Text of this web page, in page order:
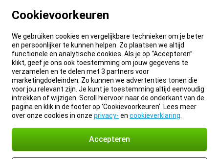
Cookievoorkeuren
We gebruiken cookies en vergelijkbare technieken om je beter
en persoonlijker te kunnen helpen. Zo plaatsen we altijd
functionele en analytische cookies. Als je op “Accepteren”
klikt, geef je ons ook toestemming om jouw gegevens te
verzamelen en te delen met 3 partners voor
marketingdoeleinden. Zo kunnen we advertenties tonen die
voor jou relevant zijn. Je kunt je toestemming altijd eenvoudig
intrekken of wijzigen. Scroll hiervoor naar de onderkant van de
pagina en klik in de footer op 'Cookievoorkeuren'. Lees meer
over onze cookies in onze privacy- en cookieverklaring
Accepteren